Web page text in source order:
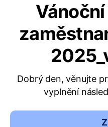
Dobrý den, věnujte
vyplnění